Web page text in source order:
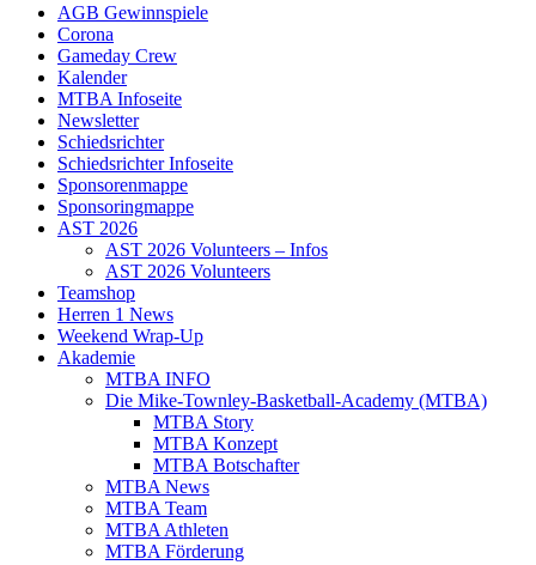
AGB Gewinnspiele
Corona
Gameday Crew
Kalender
MTBA Infoseite
Newsletter
Schiedsrichter
Schiedsrichter Infoseite
Sponsorenmappe
Sponsoringmappe
AST 2026
AST 2026 Volunteers – Infos
AST 2026 Volunteers
Teamshop
Herren 1 News
Weekend Wrap-Up
Akademie
MTBA INFO
Die Mike-Townley-Basketball-Academy (MTBA)
MTBA Story
MTBA Konzept
MTBA Botschafter
MTBA News
MTBA Team
MTBA Athleten
MTBA Förderung